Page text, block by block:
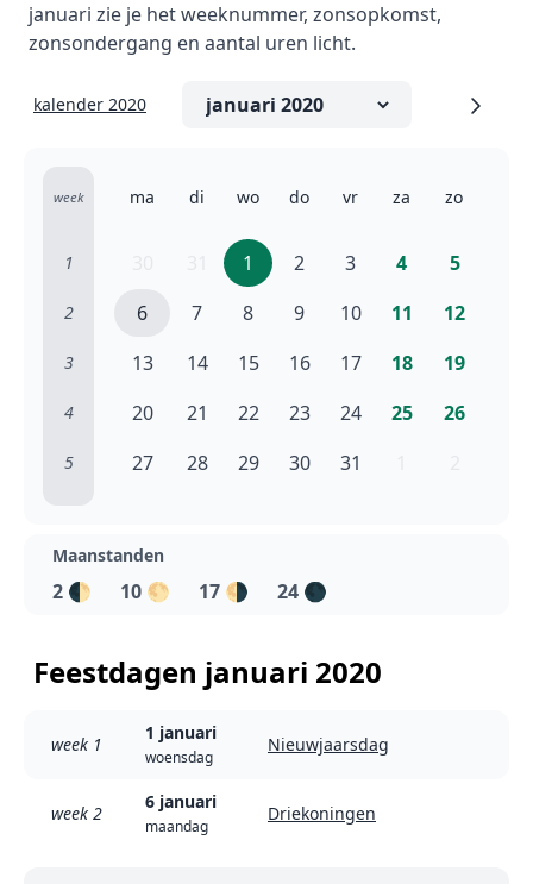
januari zie je het weeknummer, zonsopkomst,
zonsondergang en aantal uren licht.
kalender 2020
week ma di wo do vr za zo
1 1 2 3 4 5
2 6 7 8 9 10 11 12
3 13 14 15 16 17 18 19
4 20 21 22 23 24 25 26
5 27 28 29 30 31
Maanstanden
2 🌓 10 🌕 17 🌗 24 🌑
Feestdagen januari 2020
week 1
1 januari
woensdag
Nieuwjaarsdag
week 2
6 januari
maandag
Driekoningen